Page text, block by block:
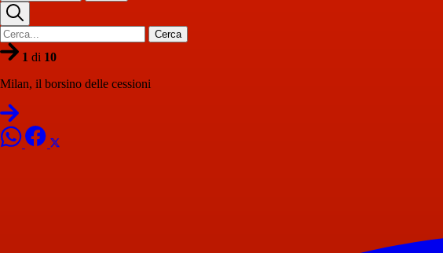
Cerca
1 di 10
Milan, il borsino delle cessioni